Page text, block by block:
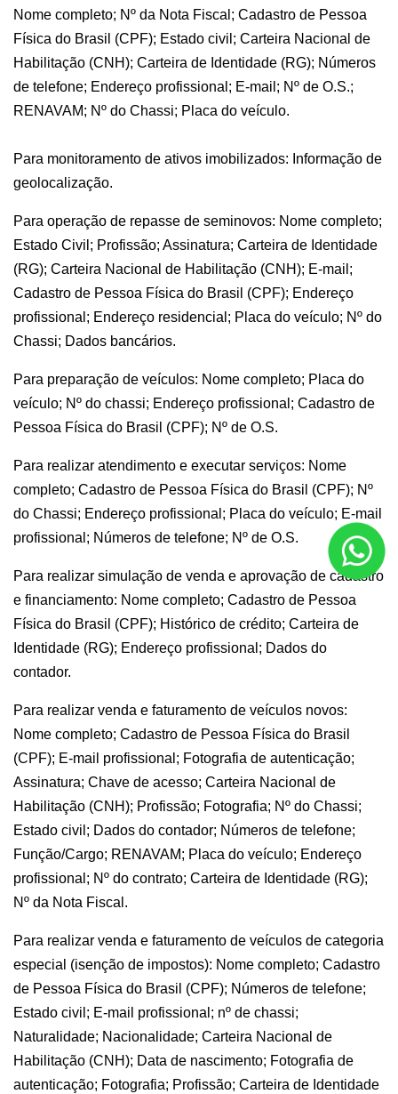
Nome completo; Nº da Nota Fiscal; Cadastro de Pessoa
Física do Brasil (CPF); Estado civil; Carteira Nacional de
Habilitação (CNH); Carteira de Identidade (RG); Números
de telefone; Endereço profissional; E-mail; Nº de O.S.;
RENAVAM; Nº do Chassi; Placa do veículo.
Para monitoramento de ativos imobilizados: Informação de
geolocalização.
Para operação de repasse de seminovos: Nome completo;
Estado Civil; Profissão; Assinatura; Carteira de Identidade
(RG); Carteira Nacional de Habilitação (CNH); E-mail;
Cadastro de Pessoa Física do Brasil (CPF); Endereço
profissional; Endereço residencial; Placa do veículo; Nº do
Chassi; Dados bancários.
Para preparação de veículos: Nome completo; Placa do
veículo; Nº do chassi; Endereço profissional; Cadastro de
Pessoa Física do Brasil (CPF); Nº de O.S.
Para realizar atendimento e executar serviços: Nome
completo; Cadastro de Pessoa Física do Brasil (CPF); Nº
do Chassi; Endereço profissional; Placa do veículo; E-mail
profissional; Números de telefone; Nº de O.S.
Para realizar simulação de venda e aprovação de cadastro
e financiamento: Nome completo; Cadastro de Pessoa
Física do Brasil (CPF); Histórico de crédito; Carteira de
Identidade (RG); Endereço profissional; Dados do
contador.
Para realizar venda e faturamento de veículos novos:
Nome completo; Cadastro de Pessoa Física do Brasil
(CPF); E-mail profissional; Fotografia de autenticação;
Assinatura; Chave de acesso; Carteira Nacional de
Habilitação (CNH); Profissão; Fotografia; Nº do Chassi;
Estado civil; Dados do contador; Números de telefone;
Função/Cargo; RENAVAM; Placa do veículo; Endereço
profissional; Nº do contrato; Carteira de Identidade (RG);
Nº da Nota Fiscal.
Para realizar venda e faturamento de veículos de categoria
especial (isenção de impostos): Nome completo; Cadastro
de Pessoa Física do Brasil (CPF); Números de telefone;
Estado civil; E-mail profissional; nº de chassi;
Naturalidade; Nacionalidade; Carteira Nacional de
Habilitação (CNH); Data de nascimento; Fotografia de
autenticação; Fotografia; Profissão; Carteira de Identidade